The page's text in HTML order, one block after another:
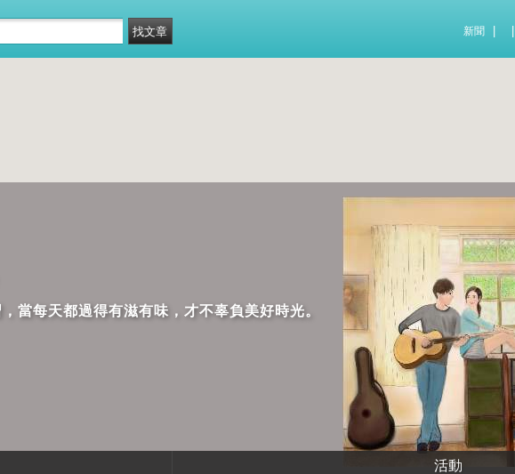
新聞
當每天都過得有滋有味，才不辜負美好時光。
活動